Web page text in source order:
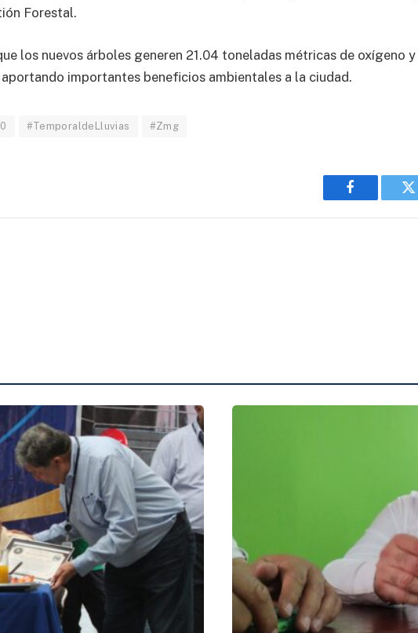
Forestal.
los nuevos árboles generen 21.04 toneladas métricas de oxígeno
importantes beneficios ambientales a la ciudad.
#TemporaldeLluvias #Zmg
Facebook